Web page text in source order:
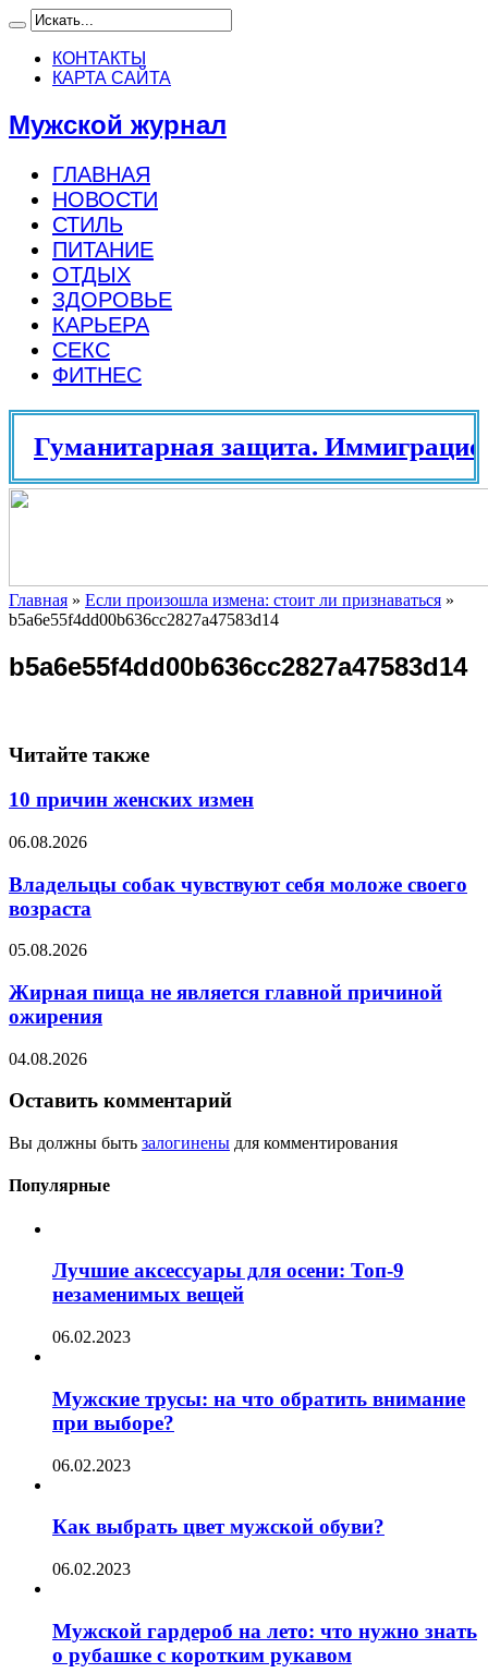
КОНТАКТЫ
КАРТА САЙТА
Мужской журнал
ГЛАВНАЯ
НОВОСТИ
СТИЛЬ
ПИТАНИЕ
ОТДЫХ
ЗДОРОВЬЕ
КАРЬЕРА
СЕКС
ФИТНЕС
Гуманитарная защита.
Главная » Если произошла измена: стоит ли признаваться »
b5a6e55f4dd00b636cc2827a47583d14
b5a6e55f4dd00b636cc2827a47583d14
Читайте также
10 причин женских измен
06.08.2026
Владельцы собак чувствуют себя моложе своего
возраста
05.08.2026
Жирная пища не является главной причиной
ожирения
04.08.2026
Оставить комментарий
Вы должны быть залогинены для комментирования
Популярные
Лучшие аксессуары для осени: Топ-9
незаменимых вещей
06.02.2023
Мужские трусы: на что обратить внимание
при выборе?
06.02.2023
Как выбрать цвет мужской обуви?
06.02.2023
Мужской гардероб на лето: что нужно знать
о рубашке с коротким рукавом